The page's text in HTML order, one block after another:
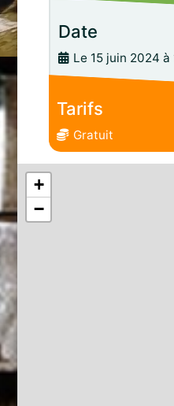
Date
Le 15 juin 2024 à
Tarifs
Gratuit
+
−